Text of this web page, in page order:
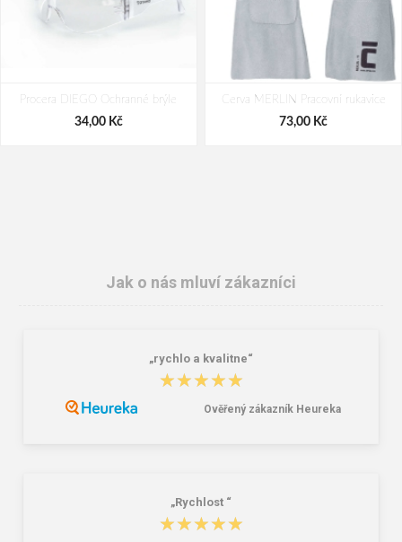
Procera DIEGO Ochranné brýle
34,00 Kč
Cerva MERLIN Pracovní rukavice
73,00 Kč
3M E.A.R.Soft zátky ES-01-001 1
4,10 Kč
3vrstvá nano rouška 10ks
90,00 Kč 459,00 Kč
Jak o nás mluví zákazníci
„rychlo a kvalitne“
★★★★★
★★★★★
Ověřený zákazník Heureka
„Rychlost “
★★★★★
★★★★★